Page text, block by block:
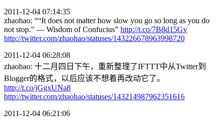
2011-12-04 07:14:35
zhaohao: ““It does not matter how slow you go so long as you do
not stop.” — Wisdom of Confucius” http://t.co/7B8d15Gv
http://twitter.com/zhaohao/statuses/143226678963998720
2011-12-04 06:28:08
zhaohao: 十二月四日下午，重新整理了IFTTT中从Twitter到
Blogger的格式，以后应该不想着再改动它了。
http://t.co/jGgxUNa8
http://twitter.com/zhaohao/statuses/143214987962351616
2011-12-04 06:21:06